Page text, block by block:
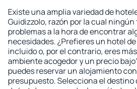
Existe una amplia variedad de
Guidizzolo, razón por la cual
problemas a la hora de encontrar
necesidades. ¿Prefieres un hotel
incluido o, por el contrario, eres
ambiente acogedor y un precio
puedes reservar un alojamiento
presupuesto. Selecciona el destino